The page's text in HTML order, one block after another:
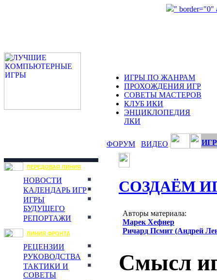
" border="0"
ИГРЫ ПО ЖАНРАМ
ПРОХОЖДЕНИЯ ИГР
СОВЕТЫ МАСТЕРОВ
КЛУБ ИКИ
ЭНЦИКЛОПЕДИЯ
ЛКИ
ФОРУМ ВИДЕО
ПЕРЕДОВАЯ ЛИНИЯ
НОВОСТИ
КАЛЕНДАРЬ ИГР
ИГРЫ
БУДУЩЕГО
РЕПОРТАЖИ
ЛИНИЯ ФРОНТА
РЕЦЕНЗИИ
РУКОВОДСТВА
ТАКТИКИ И
СОВЕТЫ
СОЗДАЁМ
Авторы материала:
Марек Хефнер
Ричард Псмит (Андрей
Смысл